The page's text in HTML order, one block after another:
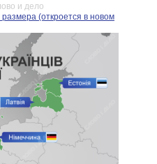
и дело
(откроется в новом